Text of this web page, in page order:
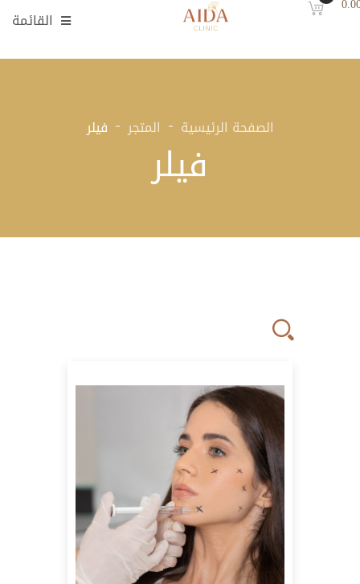
القائمة
فيلر
الصفحة الرئيسية المتجر فيلر
فئة الخدمة
ر.ق1,000